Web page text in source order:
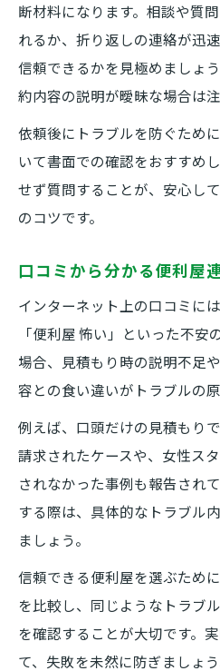
便利屋へ相談時に避
やめとけと後悔しな
便利屋への相談内容
便利屋へ連絡前に
便利屋に相談できな
準
便利屋に依頼可能な作業
便利屋に連絡できる
便利屋が対応できな
便利屋への連絡時に
便利屋に依頼可能な
便利屋へ連絡前に依
断材料になります。相談や質
れるか、折り返しの連絡が迅
信頼できるかを見極めましょ
約内容の説明が曖昧な場合は注
依頼後にトラブルを防ぐため
いて書面での確認をおすすめ
せず質問することが、安心し
のコツです。
口コミから分かる便利屋
インターネット上の口コミに
「便利屋 怖い」といった不安
場合、見積もり時の説明不足
容との食い違いがトラブルの原
例えば、口頭だけの見積もり
請求されたケースや、女性ス
されなかった事例も報告され
する際は、具体的なトラブル
ましょう。
信頼できる便利屋を選ぶため
を比較し、同じようなトラブ
を確認することが大切です。
て、失敗を未然に防ぎましょう